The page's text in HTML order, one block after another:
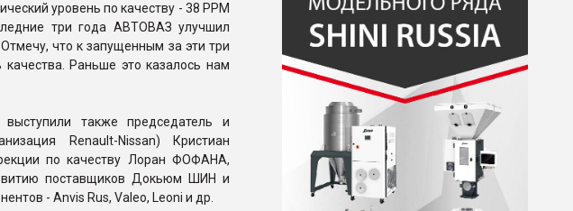
уровень по качеству - 38 PPM
три года АВТОВАЗ улучшил
что к запущенным за эти три
Раньше это казалось нам
также председатель и
Renault-Nissan) Кристиан
по качеству Лоран ФОФАНА,
поставщиков Докьюм ШИН и
- Anvis Rus, Valeo, Leoni и др.